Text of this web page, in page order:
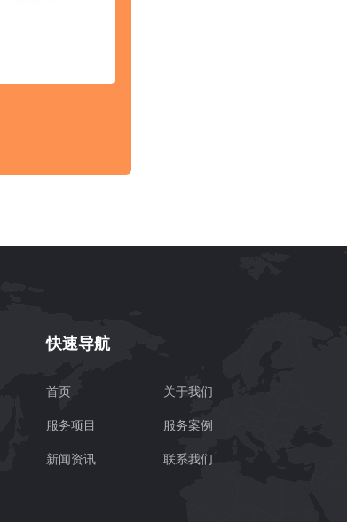
快速导航
首页 关于我们
服务项目 服务案例
新闻资讯 联系我们